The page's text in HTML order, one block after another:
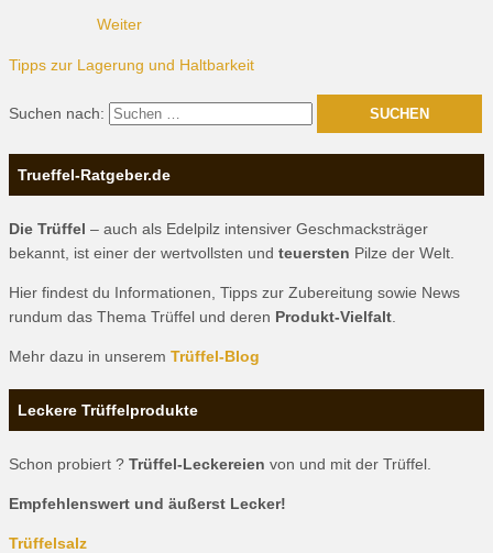
Weiter
Tipps zur Lagerung und Haltbarkeit
Suchen nach:
Trueffel-Ratgeber.de
Die Trüffel – auch als Edelpilz intensiver Geschmacksträger
bekannt, ist einer der wertvollsten und teuersten Pilze der Welt.
Hier findest du Informationen, Tipps zur Zubereitung sowie News
rundum das Thema Trüffel und deren Produkt-Vielfalt
Mehr dazu in unserem Trüffel-Blog
Leckere Trüffelprodukte
Schon probiert ? Trüffel-Leckereien von und mit der Trüffel.
Empfehlenswert und äußerst Lecker!
Trüffelsalz